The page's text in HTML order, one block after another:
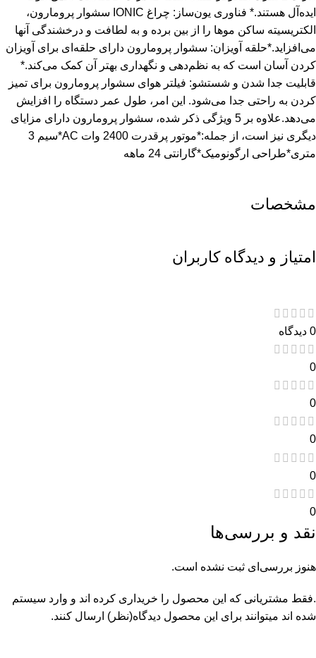
ایده‌آل هستند.* فناوری یون‌ساز: چراغ IONIC سشوار پرومارون،
الکتریسیته ساکن موها را از بین برده و به لطافت و درخشندگی آنها
می‌افزاید.*حلقه آویزان: سشوار پرومارون دارای حلقه‌ای برای آویزان
کردن آسان است که به نظم‌دهی و نگهداری بهتر آن کمک می‌کند.*
قابلیت جدا شدن و شستشو: فیلتر هوای سشوار پرومارون برای تمیز
کردن به راحتی جدا می‌شود. این امر، طول عمر دستگاه را افزایش
می‌دهد.علاوه بر 5 ویژگی ذکر شده، سشوار پرومارون دارای مزایای
دیگری نیز است، از جمله:*موتور پرقدرت 2400 وات AC*سیم 3
متری*طراحی ارگونومیک*گارانتی 24 ماهه
مشخصات
امتیاز و دیدگاه کاربران
0 دیدگاه
0
0
0
0
0
نقد و بررسی‌ها
هنوز بررسی‌ای ثبت نشده است.
.فقط مشتریانی که این محصول را خریداری کرده اند و وارد سیستم
شده اند میتوانند برای این محصول دیدگاه(نظر) ارسال کنند.